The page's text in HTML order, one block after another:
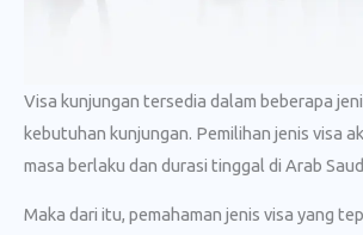
Visa kunjungan tersedia dalam beberapa
kebutuhan kunjungan. Pemilihan jenis visa
masa berlaku dan durasi tinggal di Arab
Maka dari itu, pemahaman jenis visa yang